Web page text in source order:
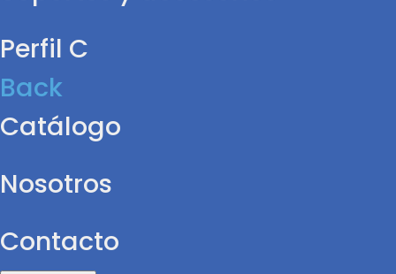
Perfil C
Back
Catálogo
Nosotros
Contacto